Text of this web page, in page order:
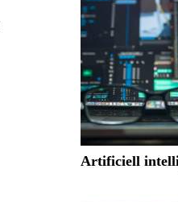
Artificiell